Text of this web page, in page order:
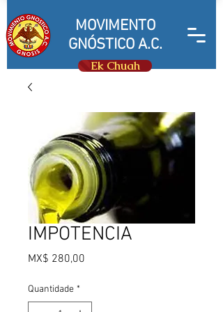
MOVIMENTO
GNÓSTICO A.C.
Ek Chuah
IMPOTENCIA
MX$ 280,00
Quantidade *